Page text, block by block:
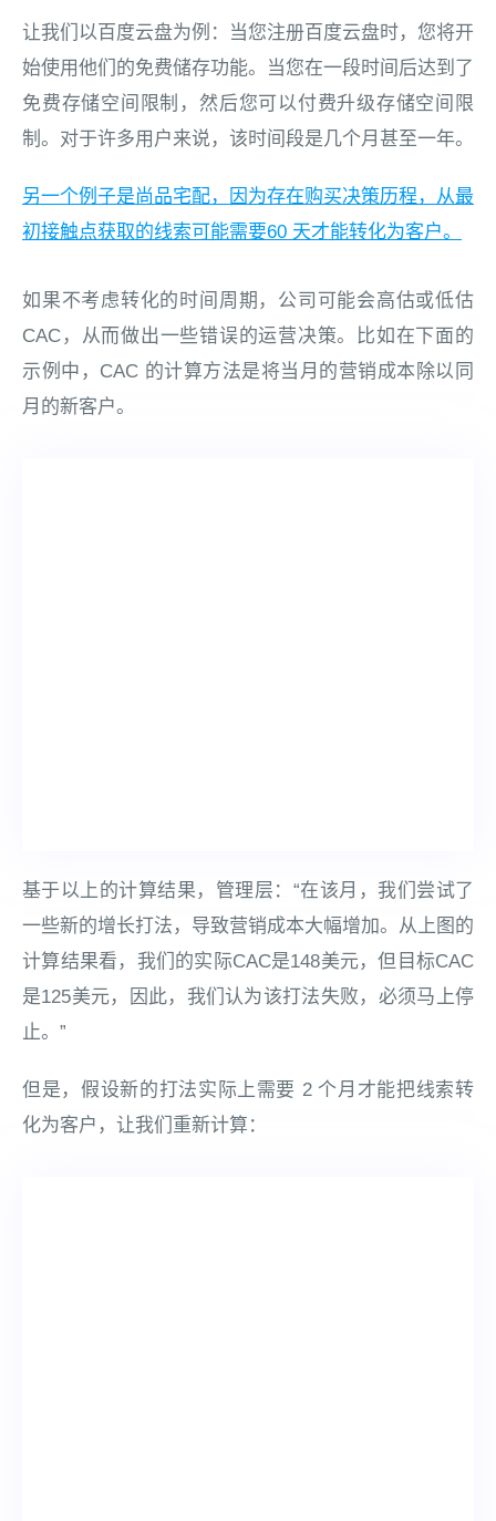
让我们以百度云盘为例：当您注册百度云盘时，您将开
始使用他们的免费储存功能。当您在一段时间后达到了
免费存储空间限制，然后您可以付费升级存储空间限
制。对于许多用户来说，该时间段是几个月甚至一年。
另一个例子是尚品宅配，因为存在购买决策历程，从最
初接触点获取的线索可能需要60 天才能转化为客户。
如果不考虑转化的时间周期，公司可能会高估或低估
CAC，从而做出一些错误的运营决策。比如在下面的
示例中，CAC 的计算方法是将当月的营销成本除以同
月的新客户。
基于以上的计算结果，管理层：“在该月，我们尝试了
一些新的增长打法，导致营销成本大幅增加。从上图的
计算结果看，我们的实际CAC是148美元，但目标CAC
是125美元，因此，我们认为该打法失败，必须马上停
止。”
但是，假设新的打法实际上需要 2 个月才能把线索转
化为客户，让我们重新计算：